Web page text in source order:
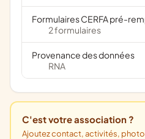
Formulaires CERFA pré-
2 formulaires
Provenance des données
RNA
C'est votre association ?
Ajoutez contact, activités, photos et annonces. Gratuit, en 5